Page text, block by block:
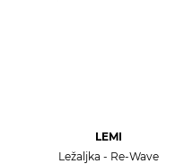
LEMI
Ležaljka - Re-Wave